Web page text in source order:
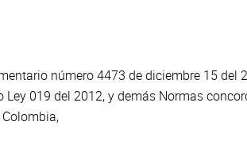
número 4473 de diciembre 15
019 del 2012, y demás Normas